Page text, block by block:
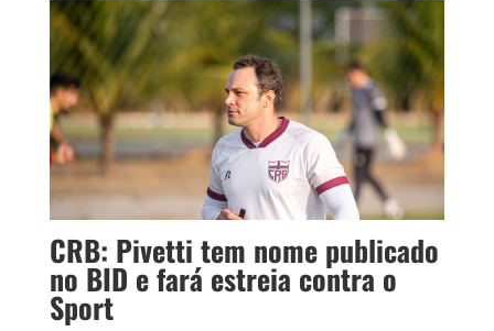
CRB: Pivetti tem nome publicado
no BID e fará estreia contra o
Sport